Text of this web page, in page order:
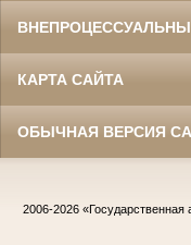
КАРТА САЙТА
ОБЫЧНАЯ ВЕРСИЯ
2006-2026